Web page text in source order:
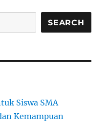
SEARCH
Siswa SMA
Kemampuan